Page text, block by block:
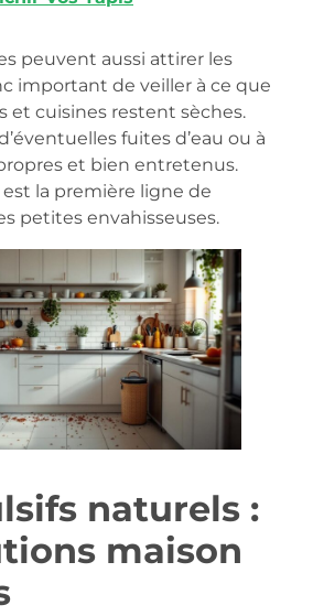
peuvent aussi attirer les
important de veiller à ce que
et cuisines restent sèches.
fuites d’eau ou à
et bien entretenus.
la première ligne de
petites envahisseuses.
naturels :
maison